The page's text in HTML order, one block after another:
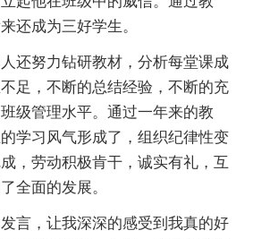
还成为三好学生。
努力钻研教材，分析每堂课成
足，不断的总结经验，不断的充
级管理水平。通过一年来的教
学习风气形成了，组织纪律性变
，劳动积极肯干，诚实有礼，互
全面的发展。
，让我深深的感受到我真的好